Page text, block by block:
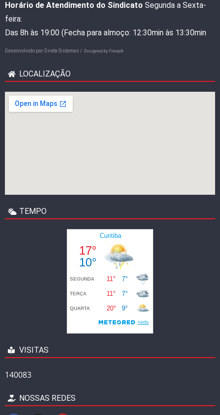
Horário de Atendimento do Sindicato Segunda a Sexta-
feira:
Das 8h às 19:00 (Fecha para almoço: 12:30min às 13:30min
Desenvolvido por Direta Sistemas / Designed by Freepik
LOCALIZAÇÃO
TEMPO
VISITAS
140083
NOSSAS REDES